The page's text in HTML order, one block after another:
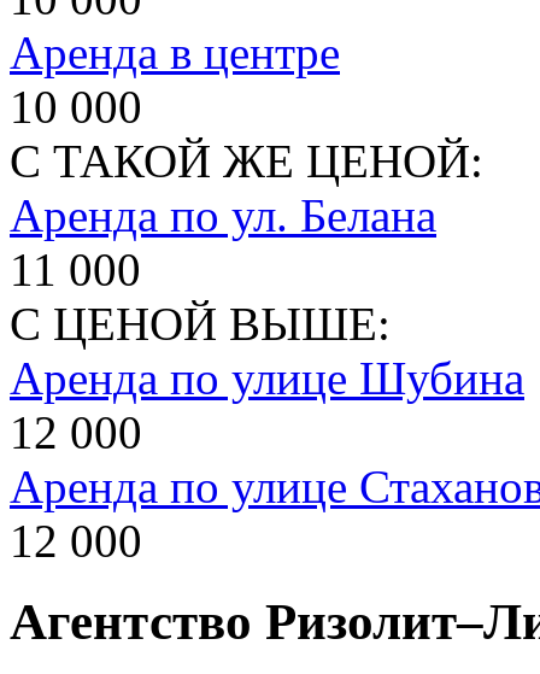
Аренда в центре
10 000
С ТАКОЙ ЖЕ ЦЕНОЙ:
Аренда по ул. Белана
11 000
С ЦЕНОЙ ВЫШЕ:
Аренда по улице Шубина
12 000
Аренда по улице
12 000
Агентство